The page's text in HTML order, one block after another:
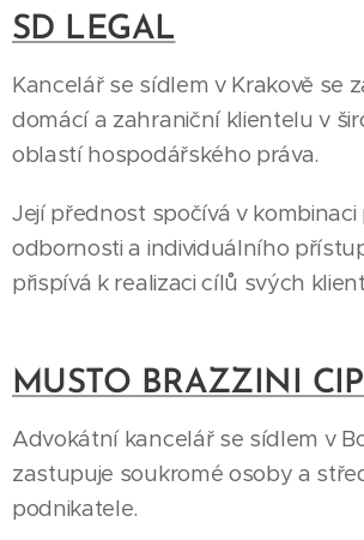
SD LEGAL
Kancelář se sídlem v Krakově se
domácí a zahraniční klientelu v
oblastí hospodářského práva.
Její přednost spočívá v
odbornosti a individuálního
přispívá k realizaci cílů svých
MUSTO BRAZZINI
Advokátní kancelář se sídlem v
zastupuje soukromé osoby a
podnikatele.